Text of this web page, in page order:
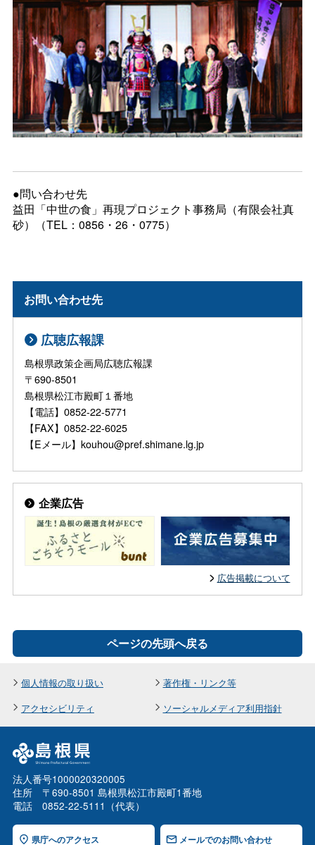
●問い合わせ先
益田「中世の食」再現プロジェクト事務局（有限会社真
砂）（TEL：0856・26・0775）
お問い合わせ先
広聴広報課
島根県政策企画局広聴広報課
〒690-8501
島根県松江市殿町１番地
【電話】0852-22-5771
【FAX】0852-22-6025
【Eメール】kouhou@pref.shimane.lg.jp
企業広告
広告掲載について
ページの先頭へ戻る
個人情報の取り扱い
著作権・リンク等
アクセシビリティ
ソーシャルメディア利用指針
法人番号1000020320005
住所 〒690-8501 島根県松江市殿町1番地
電話 0852-22-5111（代表）
県庁へのアクセス メールでのお問い合わせ